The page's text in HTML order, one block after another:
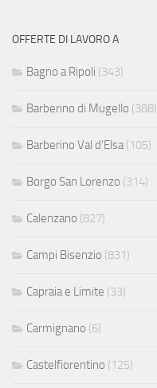
OFFERTE DI LAVORO A
Bagno a Ripoli (343)
Barberino di Mugello (388)
Barberino Val d'Elsa(105)
Borgo San Lorenzo (314)
Calenzano (827)
Campi Bisenzio (831)
Capraia e Limite (33)
Carmignano (6)
Castelfiorentino (125)